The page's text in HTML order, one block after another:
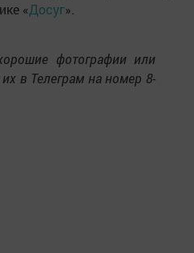
«Досуг».
фотографии или
в Телеграм на номер 8-